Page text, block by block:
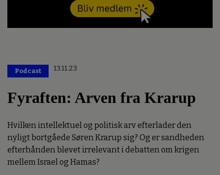
Podcast 13.11.23
Fyraften: Arven fra Krarup
Hvilken intellektuel og politisk arv efterlader den
nyligt bortgåede Søren Krarup sig? Og er sandheden
efterhånden blevet irrelevant i debatten om krigen
mellem Israel og Hamas?